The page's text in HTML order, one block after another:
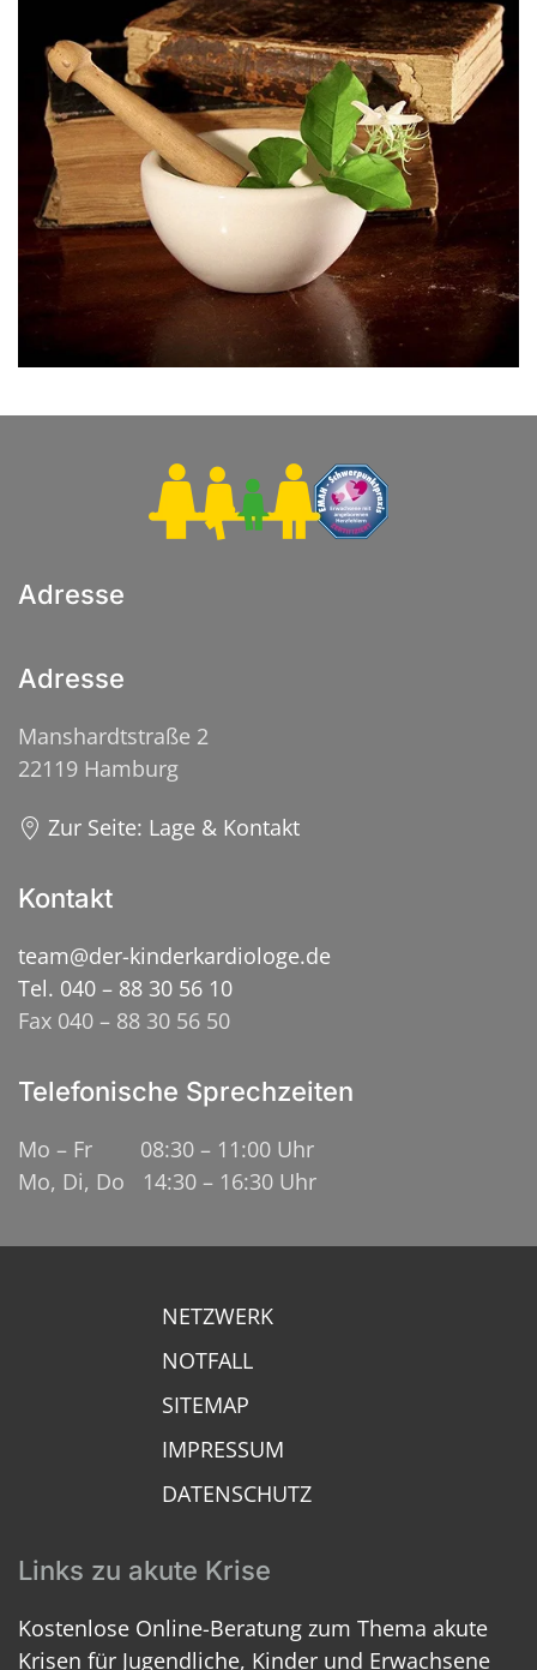
Adresse
Adresse
Manshardtstraße 2
22119 Hamburg
Zur Seite: Lage & Kontakt
Kontakt
team@der-kinderkardiologe.de
Tel. 040 – 88 30 56 10
Fax 040 – 88 30 56 50
Telefonische Sprechzeiten
Mo – Fr 08:30 – 11:00 Uhr
Mo, Di, Do 14:30 – 16:30 Uhr
NETZWERK
NOTFALL
SITEMAP
IMPRESSUM
DATENSCHUTZ
Links zu akute Krise
Kostenlose Online-Beratung zum Thema akute
Krisen für Jugendliche, Kinder und Erwachsene